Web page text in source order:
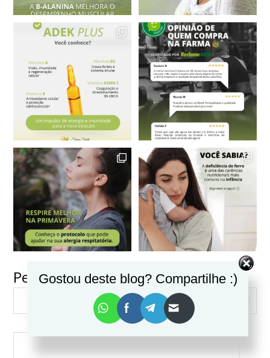
VER MAIS Seguir no Instagram
Pesquisar
PESQUISAR
Gostou deste blog? Compartilhe :)